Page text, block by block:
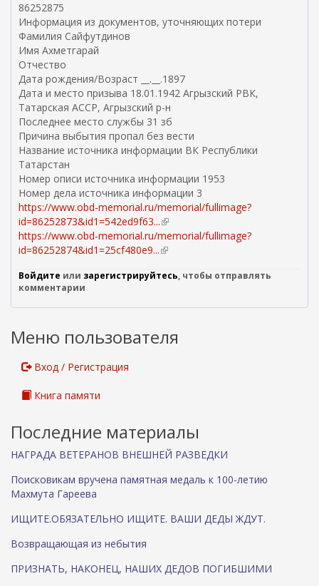
е
я
я
с
с
ы
л
к
)
86252875
Информация из документов, уточняющих потери
Фамилия Сайфутдинов
Имя Ахметгарай
Отчество
Дата рождения/Возраст __.__.1897
Дата и место призыва 18.01.1942 Агрызский РВК,
Татарская АССР, Агрызский р-н
Последнее место службы 31 зб
Причина выбытия пропал без вести
Название источника информации ВК Республики
Татарстан
Номер описи источника информации 1953
Номер дела источника информации 3
https://www.obd-memorial.ru/memorial/fullimage?
id=86252873&id1=542ed9f63...(
в
н
ш
я
с
https://www.obd-memorial.ru/memorial/fullimage?
id=86252874&id1=25cf480e9...(
н
ш
я
а
)
Войдите или зарегистрируйтесь, чтобы отправлять
комментарии
Меню пользователя
Вход / Регистрация
Книга памяти
Последние материалы
НАГРАДА ВЕТЕРАНОВ ВНЕШНЕЙ РАЗВЕДКИ
Поисковикам вручена памятная медаль к 100-летию
Махмута Гареева
ИЩИТЕ.ОБЯЗАТЕЛЬНО ИЩИТЕ. ВАШИ ДЕДЫ ЖДУТ.
Возвращающая из небытия
ПРИЗНАТЬ, НАКОНЕЦ, НАШИХ ДЕДОВ ПОГИБШИМИ